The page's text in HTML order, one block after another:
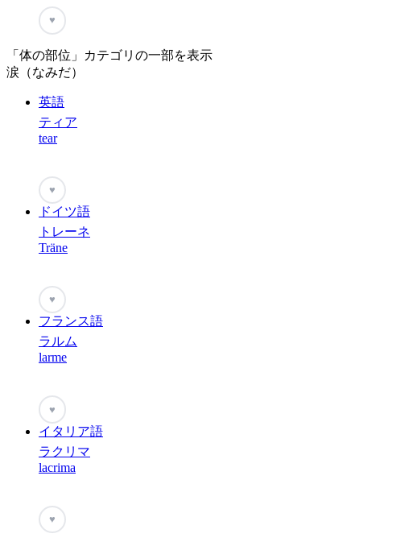
♥
「体の部位」カテゴリの一部を表示
涙（なみだ）
英語
ティア
tear
♥
ドイツ語
トレーネ
Träne
♥
フランス語
ラルム
larme
♥
イタリア語
ラクリマ
lacrima
♥